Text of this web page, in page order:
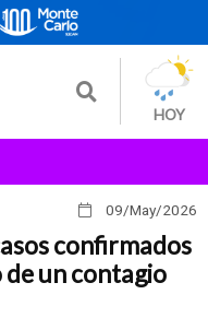
HOY
09/May/2026
confirmados
un contagio